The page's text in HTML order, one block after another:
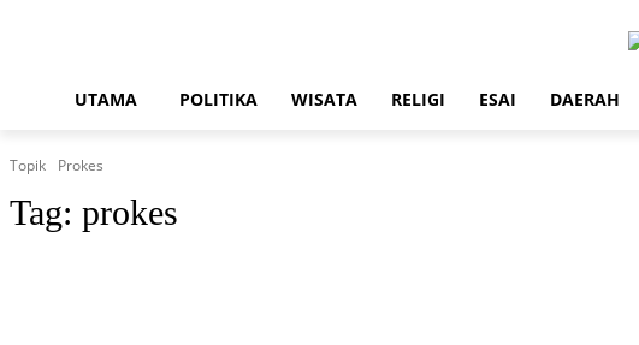
UTAMA POLITIKA WISATA RELIGI ESAI DAERAH
Topik Prokes
Tag: prokes